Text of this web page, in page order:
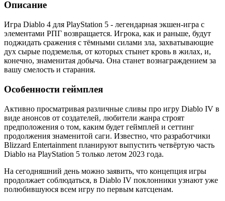
Описание
Игра Diablo 4 для PlayStation 5 - легендарная экшен-игра с
элементами РПГ возвращается. Игрока, как и раньше, будут
поджидать сражения с тёмными силами зла, захватывающие
дух сырые подземелья, от которых стынет кровь в жилах, и,
конечно, знаменитая добыча. Она станет вознаграждением за
вашу смелость и старания.
Особенности геймплея
Активно просматривая различные сливы про игру Diablo IV в
виде анонсов от создателей, любители жанра строят
предположения о том, каким будет геймплей и сеттинг
продолжения знаменитой саги. Известно, что разработчики
Blizzard Entertainment планируют выпустить четвёртую часть
Diablo на PlayStation 5 только летом 2023 года.
На сегодняшний день можно заявить, что концепция игры
продолжает соблюдаться, в Diablo IV поклонники узнают уже
полюбившуюся всем игру по первым катсценам.